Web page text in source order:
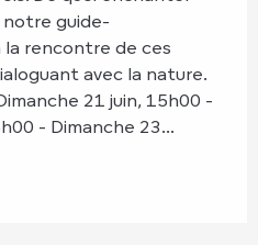
guide-
rencontre de ces
avec la nature.
21 juin, 15h00 -
- Dimanche 23...